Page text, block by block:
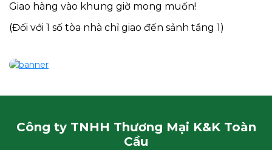
Giao hàng vào khung giờ mong muốn!
(Đối với 1 số tòa nhà chỉ giao đến sảnh tầng 1)
Tải và trải nghiệm ứng dụng K-Market ngay !
Công ty TNHH Thương Mại K&K Toàn
Cầu